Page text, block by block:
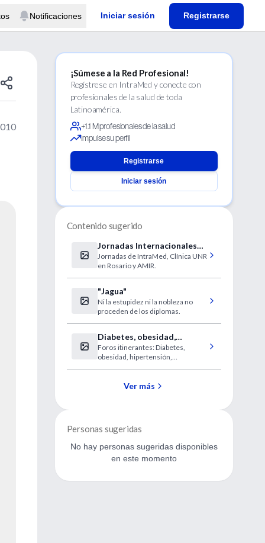
Notificaciones Iniciar sesión Registrarse
¡Súmese a la Red Profesional!
Regístrese en IntraMed y conecte con
profesionales de la salud de toda
Latinoamérica.
+1.1 M profesionales de la salud
Impulse su perfil
Registrarse
Iniciar sesión
Contenido sugerido
Jornadas Internacionales
de Medicina Interna
(Rosario)
Jornadas de IntraMed, Clínica UNR
en Rosario y AMIR.
"Jagua"
Ni la estupidez ni la nobleza no
proceden de los diplomas.
Diabetes, obesidad,
hipertensión, neuropatía y
pie diabético
Foros itinerantes: Diabetes,
obesidad, hipertensión,
Ver más
Personas sugeridas
No hay personas sugeridas disponibles
en este momento